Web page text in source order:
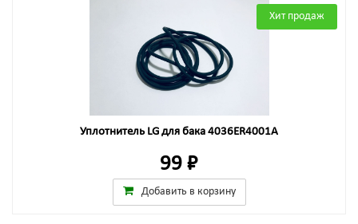
Хит продаж
Уплотнитель LG для бака 4036ER4001A
99 ₽
Добавить в корзину